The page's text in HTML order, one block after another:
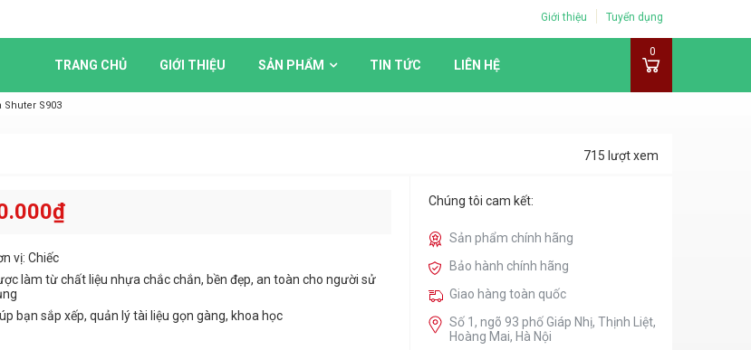
Giới thiệu Tuyển dụng
TRANG CHỦ GIỚI THIỆU SẢN PHẨM TIN TỨC LIÊN HỆ
0
Shuter S903
715 lượt xem
₫
vị: Chiếc
làm từ chất liệu nhựa chắc chắn, bền đẹp, an toàn cho người sử
bạn sắp xếp, quản lý tài liệu gọn gàng, khoa học
Chúng tôi cam kết:
Sản phẩm chính hãng
Bảo hành chính hãng
Giao hàng toàn quốc
Số 1, ngõ 93 phố Giáp Nhị, Thịnh Liệt,
Hoàng Mai, Hà Nội